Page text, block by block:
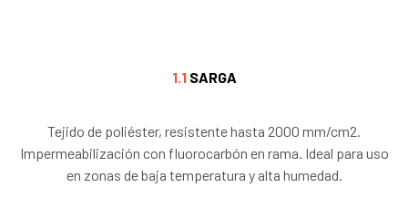
1.1SARGA
Tejido de poliéster, resistente hasta 2000 mm/cm2.
Impermeabilización con fluorocarbón en rama. Ideal para uso
en zonas de baja temperatura y alta humedad.